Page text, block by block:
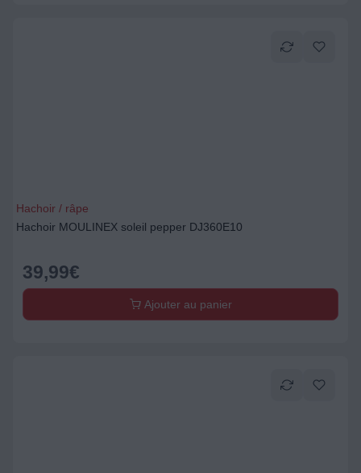
Hachoir / râpe
Hachoir MOULINEX soleil pepper DJ360E10
39,99€
Ajouter au panier